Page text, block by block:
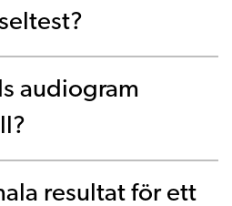
audiogram
resultat för ett